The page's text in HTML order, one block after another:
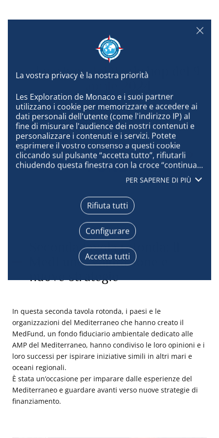
Les Exploration de Monaco e i suoi partner
utilizzano i cookie per memorizzare e accedere ai
dati personali dell'utente (come l'indirizzo IP) al
fine di misurare l'audience dei nostri contenuti e
personalizzare i contenuti e i servizi. Potete
esprimere il vostro consenso a questi cookie
cliccando sul pulsante “accetta tutto”, rifiutarli
chiudendo questa finestra con la croce “continua
senza accettare”, oppure conoscere i dettagli di
ogni scopo ed esprimere la vostra scelta per
ognuno di essi cliccando su “configura”. Cliccando
su “accetta tutto”, accettate che possiamo
accedere alle informazioni memorizzate sul vostro
terminale per ottenere dati sul nostro pubblico,
sviluppare e migliorare i nostri prodotti, garantire
la sicurezza, prevenire le frodi e il debug,
distribuire tecnicamente i contenuti, abbinare e
combinare fonti di dati offline, collegare diversi
identificazione del dispositivo inviate
caratteristiche del terminale a fini di
identificazione. È possibile modificare le proprie
scelte in qualsiasi momento cliccando su “Gestisci
i miei cookie” in fondo alle pagine di questo sito.
Per ulteriori informazioni è possibile consultare la
nostra informativa sulla privacy.
PER SAPERNE DI PIÙ
Accetta tutti
Rifiuta tutti
Configurare
I partner del Workshop del 9
Seconda tavola rotonda: Il
MedFund. Valutazione e
nuove strategie
In questa seconda tavola rotonda, i paesi e le
organizzazioni del Mediterraneo che hanno creato il
MedFund, un fondo fiduciario ambientale dedicato alle
AMP del Mediterraneo, hanno condiviso le loro opinioni e i
loro successi per ispirare iniziative simili in altri mari e
oceani regionali.
È stata un’occasione per imparare dalle esperienze del
Mediterraneo e guardare avanti verso nuove strategie di
finanziamento.